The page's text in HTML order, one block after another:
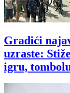
Gradići
uzraste:
igru,